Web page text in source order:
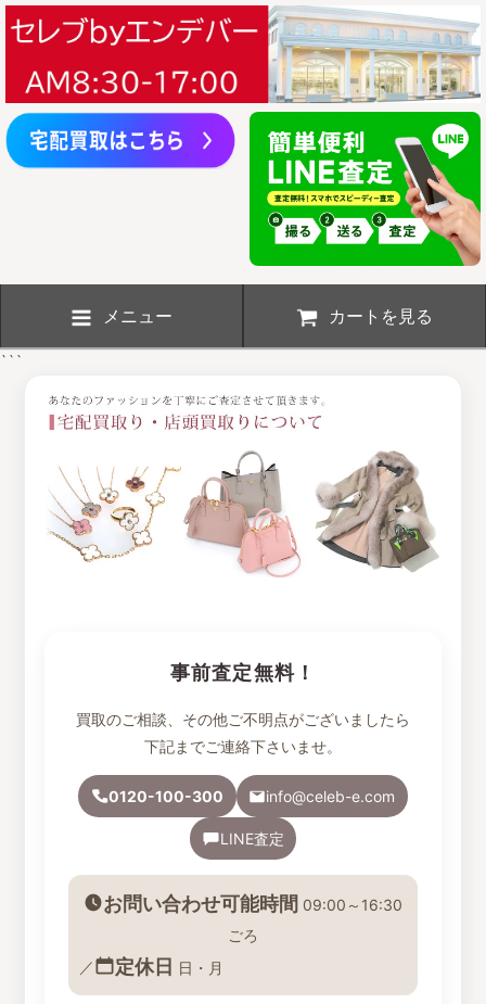
メニュー カートを見る
```
事前査定無料！
買取のご相談、その他ご不明点がございましたら
下記までご連絡下さいませ。
0120-100-300 info@celeb-e.com
LINE査定
お問い合わせ可能時間 09:00～16:30
ごろ
／
定休日 日・月